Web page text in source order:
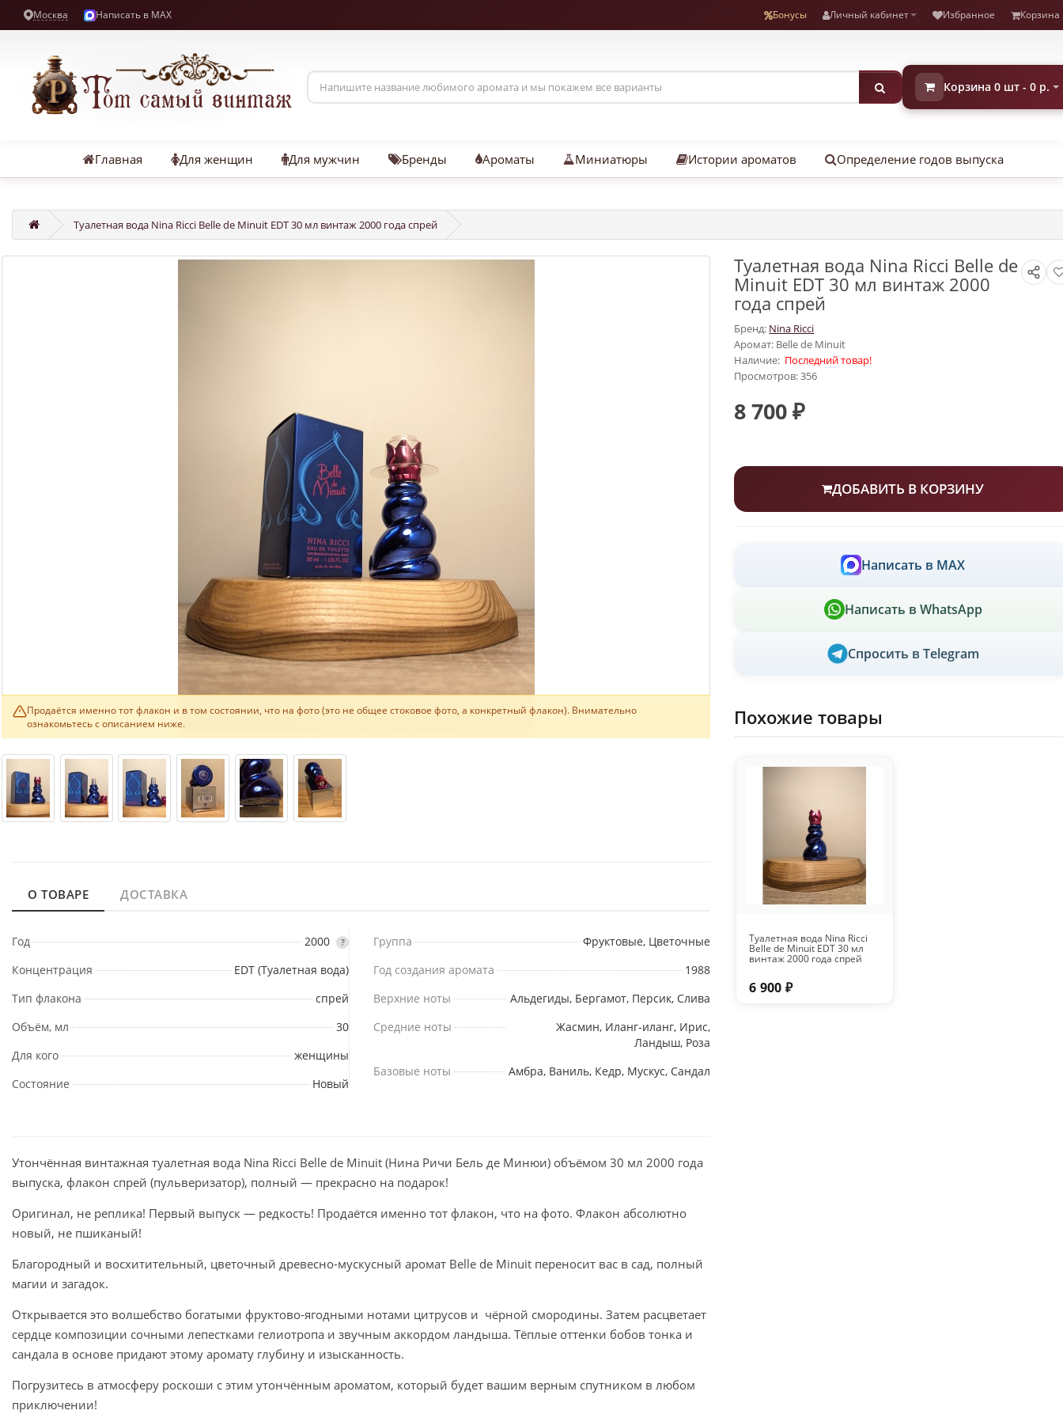
Москва Написать в MAX Бонусы Личный кабинет Избранное Корзина
Корзина 0 шт - 0 р.
Главная Для женщин Для мужчин Бренды Ароматы Миниатюры Истории ароматов Определение годов выпуска
Туалетная вода Nina Ricci Belle de Minuit EDT 30 мл винтаж 2000 года спрей
Продаётся именно тот флакон и в том состоянии, что на фото (это не общее стоковое фото, а конкретный флакон). Внимательно
ознакомьтесь с описанием ниже.
О ТОВАРЕ ДОСТАВКА
Год 2000 ?
Концентрация
EDT (Туалетная вода)
Тип флакона
спрей
Объём, мл
30
Для кого
женщины
Состояние
Новый
Группа
Фруктовые, Цветочные
Год создания аромата
1988
Верхние ноты
Альдегиды, Бергамот, Персик, Слива
Средние ноты
Жасмин, Иланг-иланг, Ирис,
Ландыш, Роза
Базовые ноты
Амбра, Ваниль, Кедр, Мускус, Сандал
Утончённая винтажная туалетная вода Nina Ricci Belle de Minuit (Нина Ричи Бель де Минюи) объёмом 30 мл 2000 года
выпуска, флакон спрей (пульверизатор), полный — прекрасно на подарок!
Оригинал, не реплика! Первый выпуск — редкость! Продаётся именно тот флакон, что на фото. Флакон абсолютно
новый, не пшиканый!
Благородный и восхитительный, цветочный древесно-мускусный аромат Belle de Minuit переноcит вас в сад, полный
магии и загадок.
Открывается это волшебство богатыми фруктово-ягодными нотами цитрусов и чёрной смородины. Затем расцветает
сердце композиции сочными лепестками гелиотропа и звучным аккордом ландыша. Тёплые оттенки бобов тонка и
сандала в основе придают этому аромату глубину и изысканность.
Погрузитесь в атмосферу роскоши с этим утончённым ароматом, который будет вашим верным спутником в любом
приключении!
Туалетная вода Nina Ricci Belle de
Minuit EDT 30 мл винтаж 2000
года спрей
Бренд: Nina Ricci
Аромат: Belle de Minuit
Наличие: Последний товар!
Просмотров: 356
8 700 ₽
ДОБАВИТЬ В КОРЗИНУ
Написать в MAX
Написать в WhatsApp
Спросить в Telegram
Похожие товары
Туалетная вода Nina Ricci
Belle de Minuit EDT 30 мл
винтаж 2000 года спрей
6 900 ₽